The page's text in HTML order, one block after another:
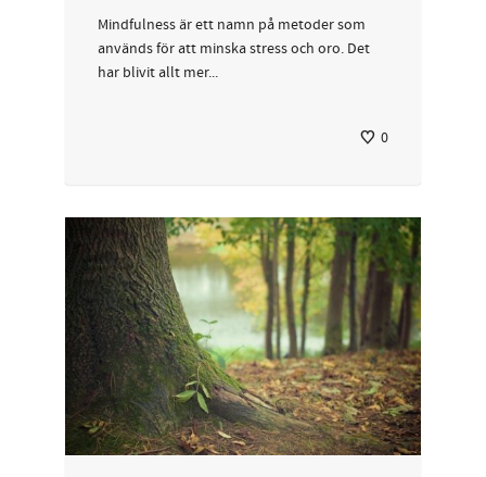
Mindfulness är ett namn på metoder som
används för att minska stress och oro. Det
har blivit allt mer...
0